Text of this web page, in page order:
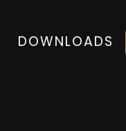
DOWNLOADS